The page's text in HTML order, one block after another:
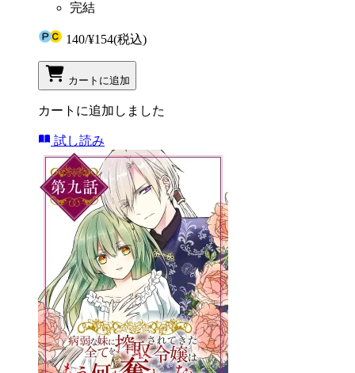
完結
140/¥154(税込)
カートに追加
カートに追加しました
試し読み